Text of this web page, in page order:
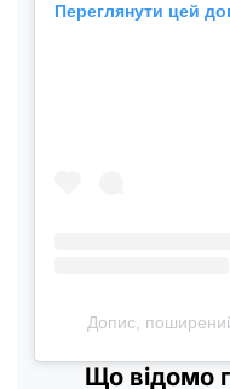
Переглянути цей
Допис,
Що відомо